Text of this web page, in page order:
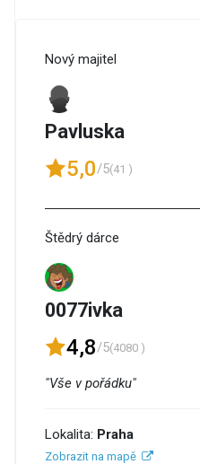
Nový majitel
Pavluska
5,0/5(41 )
Štědrý dárce
0077ivka
4,8/5(4080 )
"Vše v pořádku"
Lokalita: Praha
Zobrazit na mapě